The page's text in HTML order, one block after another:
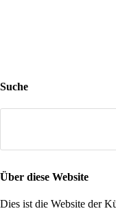
Suche
Über diese Website
Dies ist die Website der